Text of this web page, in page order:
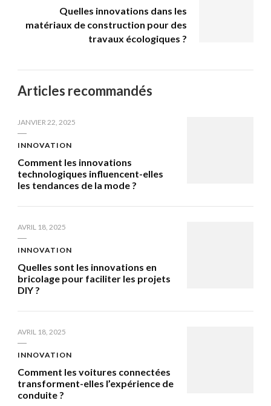
Quelles innovations dans les
matériaux de construction pour des
travaux écologiques ?
Articles recommandés
JANVIER 22, 2025
INNOVATION
Comment les innovations
technologiques influencent-elles
les tendances de la mode ?
AVRIL 18, 2025
INNOVATION
Quelles sont les innovations en
bricolage pour faciliter les projets
DIY ?
AVRIL 18, 2025
INNOVATION
Comment les voitures connectées
transforment-elles l’expérience de
conduite ?